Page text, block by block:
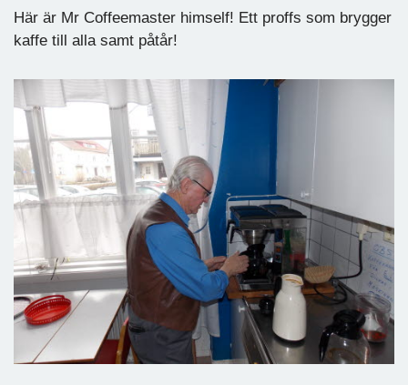
Här är Mr Coffeemaster himself! Ett proffs som brygger
kaffe till alla samt påtår!